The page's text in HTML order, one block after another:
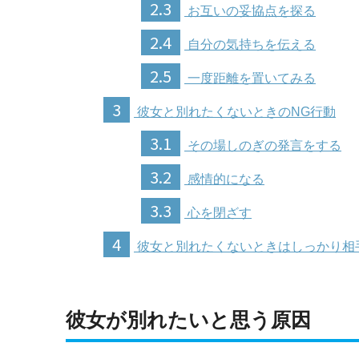
2.3 お互いの妥協点を探る
2.4 自分の気持ちを伝える
2.5 一度距離を置いてみる
3 彼女と別れたくないときのNG行動
3.1 その場しのぎの発言をする
3.2 感情的になる
3.3 心を閉ざす
4 彼女と別れたくないときはしっかり相
彼女が別れたいと思う原因